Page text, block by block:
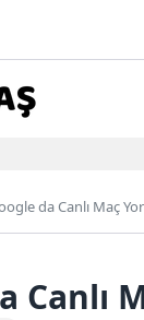
da Canlı Maç
Canlı